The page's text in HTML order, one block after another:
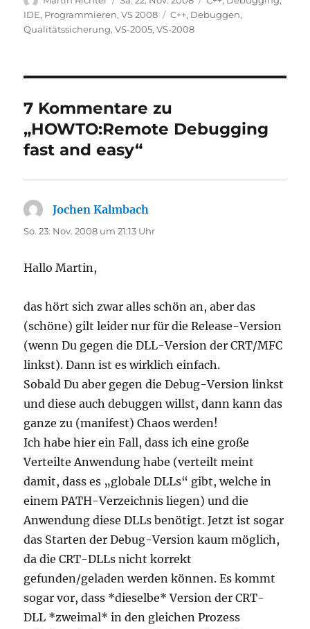
am
IDE, Programmieren,VS 2008 Schlagwörter
C++, Debuggen,
Qualitätssicherung,VS-2005,VS-2008
7 Kommentare zu
„HOWTO:Remote Debugging
fast and easy“
Jochen Kalmbach
So. 23. Nov. 2008 um 21:13 Uhr
Hallo Martin,
das hört sich zwar alles schön an, aber das
(schöne) gilt leider nur für die Release-Version
(wenn Du gegen die DLL-Version der CRT/MFC
linkst). Dann ist es wirklich einfach.
Sobald Du aber gegen die Debug-Version linkst
und diese auch debuggen willst, dann kann das
ganze zu (manifest) Chaos werden!
Ich habe hier ein Fall, dass ich eine große
Verteilte Anwendung habe (verteilt meint
damit, dass es „globale DLLs“ gibt, welche in
einem PATH-Verzeichnis liegen) und die
Anwendung diese DLLs benötigt. Jetzt ist sogar
das Starten der Debug-Version kaum möglich,
da die CRT-DLLs nicht korrekt
gefunden/geladen werden können. Es kommt
sogar vor, dass *dieselbe* Version der CRT-
DLL *zweimal* in den gleichen Prozess